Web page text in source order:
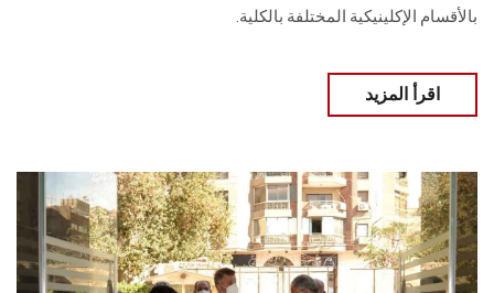
بالأقسام الإكلينيكية المختلفة بالكلية.
اقرأ المزيد